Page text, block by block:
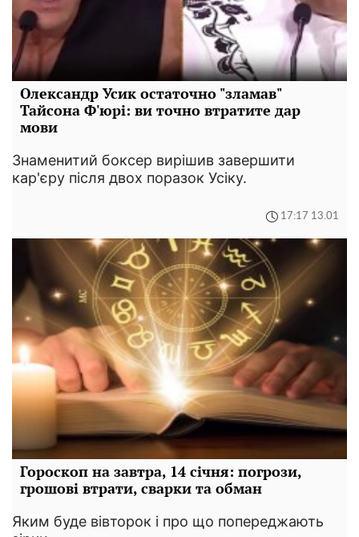
Олександр Усик остаточно "зламав"
Тайсона Ф'юрі: ви точно втратите дар
мови
Знаменитий боксер вирішив завершити
кар'єру після двох поразок Усіку.
17:17 13.01
Гороскоп на завтра, 14 січня: погрози,
грошові втрати, сварки та обман
Яким буде вівторок і про що попереджають